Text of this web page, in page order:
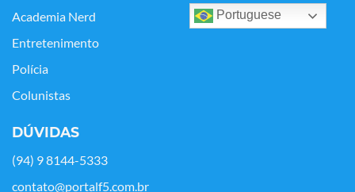
Academia Nerd
Entretenimento
Polícia
Colunistas
Portuguese
DÚVIDAS
(94) 9 8144-5333
contato@portalf5.com.br